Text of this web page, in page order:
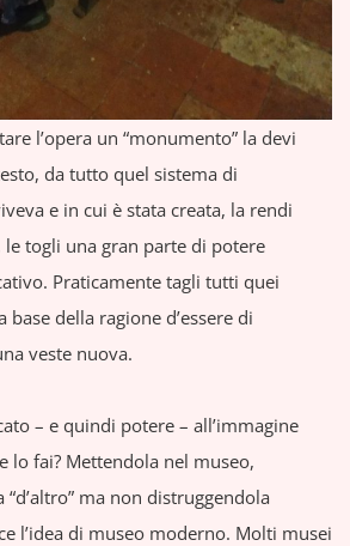
l’opera un “monumento” la devi
da tutto quel sistema di
e in cui è stata creata, la rendi
togli una gran parte di potere
Praticamente tagli tutti quei
base della ragione d’essere di
veste nuova.
– e quindi potere – all’immagine
lo fai? Mettendola nel museo,
ma non distruggendola
l’idea di museo moderno. Molti musei